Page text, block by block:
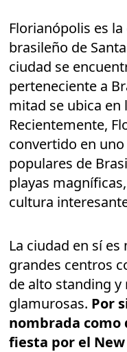
Florianópolis es
brasileño de
ciudad se
perteneciente a
mitad se ubica en
Recientemente,
convertido en
populares de
playas
cultura
La ciudad en sí
grandes centros
de alto standing y
glamurosas. Por
nombrada
fiesta por el